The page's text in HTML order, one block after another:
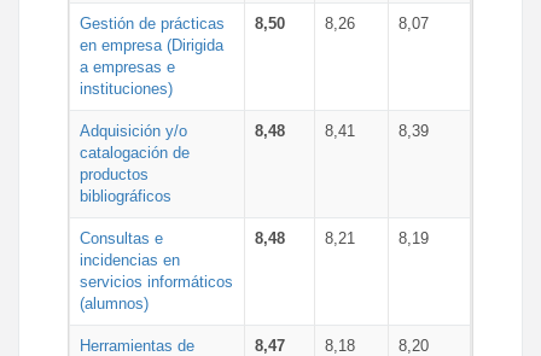
Gestión de prácticas
en empresa (Dirigida
a empresas e
instituciones)
8,50 8,26 8,07
Adquisición y/o
catalogación de
productos
bibliográficos
8,48 8,41 8,39
Consultas e
incidencias en
servicios informáticos
(alumnos)
8,48 8,21 8,19
Herramientas de
8,47 8,18 8,20